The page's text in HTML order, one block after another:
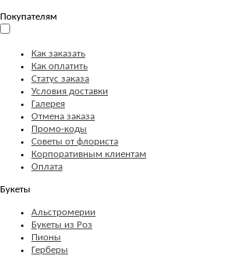
Покупателям
Как заказать
Как оплатить
Статус заказа
Условия доставки
Галерея
Отмена заказа
Промо-коды
Советы от флориста
Корпоративным клиентам
Оплата
Букеты
Альстромерии
Букеты из Роз
Пионы
Герберы